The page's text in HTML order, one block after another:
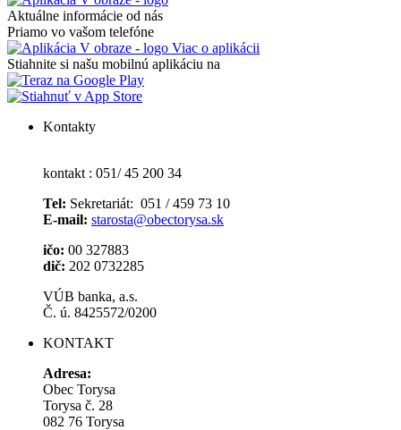
Aktuálne informácie od nás
Priamo vo vašom telefóne
Viac o aplikácii
Stiahnite si našu mobilnú aplikáciu na
Kontakty
kontakt : 051/ 45 200 34
Tel: Sekretariát: 051 / 459 73 10
E-mail: starosta@obectorysa.sk
ičo: 00 327883
dič: 202 0732285
VÚB banka, a.s.
Č. ú. 8425572/0200
KONTAKT
Adresa:
Obec Torysa
Torysa č. 28
082 76 Torysa